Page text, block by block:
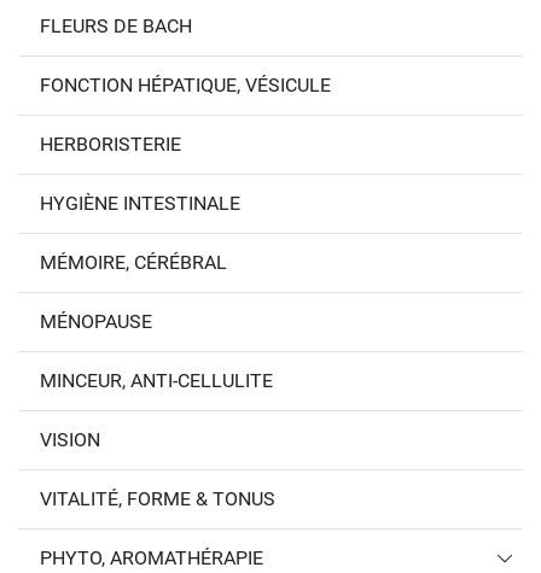
FLEURS DE BACH
FONCTION HÉPATIQUE, VÉSICULE
HERBORISTERIE
HYGIÈNE INTESTINALE
MÉMOIRE, CÉRÉBRAL
MÉNOPAUSE
MINCEUR, ANTI-CELLULITE
VISION
VITALITÉ, FORME & TONUS
PHYTO, AROMATHÉRAPIE